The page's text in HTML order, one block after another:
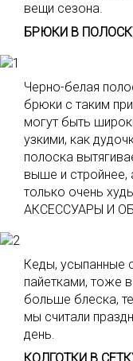
вещи сезона.
БРЮКИ В
Черно-белая
брюки с таким
могут быть
узкими, как
полоска
выше и стройнее,
только очень
АКСЕССУАРЫ И
Кеды, усыпанные
пайетками, тоже
больше блеска,
мы считали
день.